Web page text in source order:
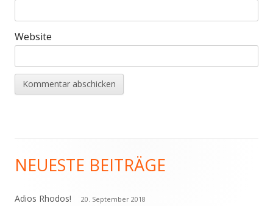
Website
Haupt-
Seitenleiste
NEUESTE BEITRÄGE
Adios Rhodos! 20. September 2018